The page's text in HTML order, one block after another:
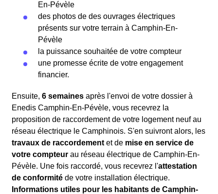
En-Pévèle
des photos de des ouvrages électriques
présents sur votre terrain à Camphin-En-
Pévèle
la puissance souhaitée de votre compteur
une promesse écrite de votre engagement
financier.
Ensuite, 6 semaines après l'envoi de votre dossier à
Enedis Camphin-En-Pévèle, vous recevrez la
proposition de raccordement de votre logement neuf au
réseau électrique le Camphinois. S'en suivront alors, les
travaux de raccordement et de mise en service de
votre compteur au réseau électrique de Camphin-En-
Pévèle. Une fois raccordé, vous recevrez l'attestation
de conformité de votre installation électrique.
Informations utiles pour les habitants de Camphin-